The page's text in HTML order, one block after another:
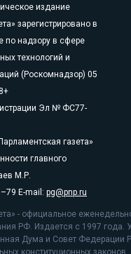
издание
зарегистрировано в
по надзору в сфере
технологий и
(Роскомнадзор) 05
Эл № ФС77-
газета»
главного
М.Р.
E-mail: pg@pnp.ru
- официальное
РФ. Издается с 1997 года.
Дума и Совет
конституционных